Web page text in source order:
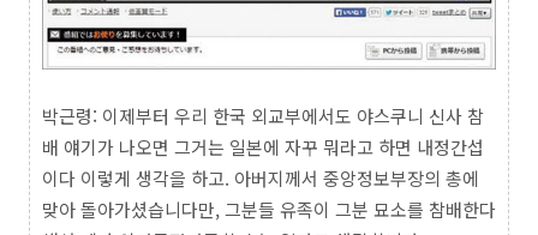
박근령: 이제부터 우리 한국 외교부에서도 야스쿠니 신사 참
배 얘기가 나오면 그거는 일본에 자꾸 뭐라고 하면 내정간섭
이다 이렇게 생각을 하고. 아버지께서 중앙정보부장의 총에
맞아 돌아가셨습니다만, 그분들 유족이 그분 묘소를 참배한다